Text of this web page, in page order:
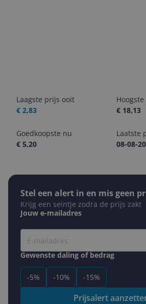
Laagste prijs ooit
€ 2,83
€ 18,13
Goedkoopste nu
€ 5,20
Laatste
08-08-
Stel een alert in en mis geen
Krijg een seintje zodra de prijs zakt
Jouw e-mailadres
Gewenste daling of bedrag
-5% -10% -15%
Prijsalert